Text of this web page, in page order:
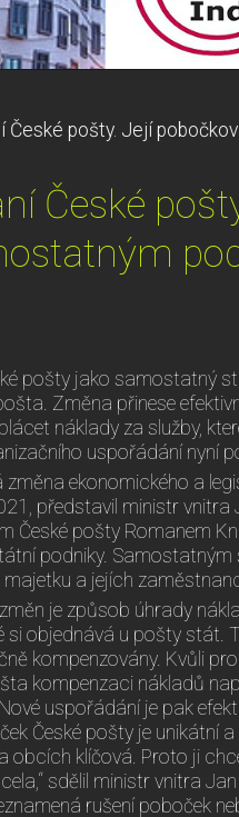
České pošty. Její
České
pošty jako samostatný
Změna přinese
náklady za služby,
uspořádání nyní
změna ekonomického a
představil ministr vnitra
České pošty Romanem
podniky.
a jejích
je způsob úhrady
si objednává u pošty
kompenzovány. Kvůli
kompenzaci nákladů
uspořádání je pak
České pošty je unikátní
obcích klíčová. Proto ji
sdělil ministr vnitra
rušení poboček